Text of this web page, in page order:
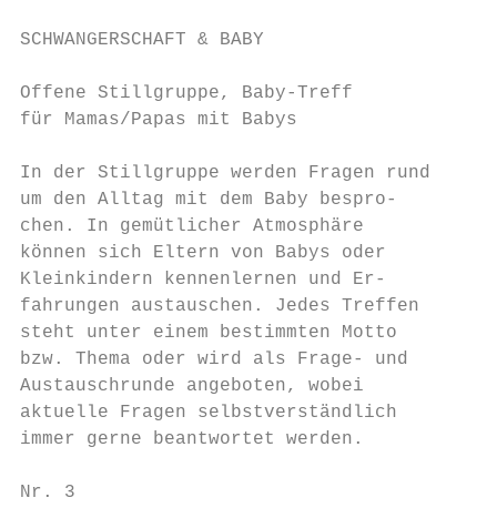
SCHWANGERSCHAFT & BABY
Offene Stillgruppe, Baby-Treff
für Mamas/Papas mit Babys
In der Stillgruppe werden Fragen rund
um den Alltag mit dem Baby bespro-
chen. In gemütlicher Atmosphäre
können sich Eltern von Babys oder
Kleinkindern kennenlernen und Er-
fahrungen austauschen. Jedes Treffen
steht unter einem bestimmten Motto
bzw. Thema oder wird als Frage- und
Austauschrunde angeboten, wobei
aktuelle Fragen selbstverständlich
immer gerne beantwortet werden.
Nr. 3                                         und